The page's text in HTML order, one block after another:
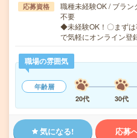
応募資格
職種未経験OK / ブラン
不要
◆未経験OK！〇まず
で気軽にオンライン
職場の雰囲気
年齢層
20代
30代
気になる! 応募